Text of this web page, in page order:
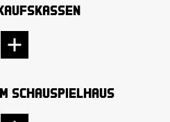
Schauspielhaus